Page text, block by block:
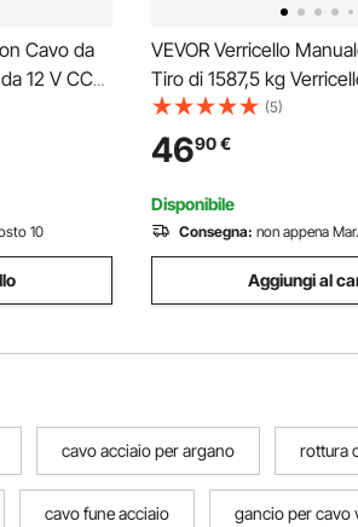
Cavo da
12 V CC
Fune in
10
VEVOR Verricello
Tiro di 1587,5 kg
Rimorchio Barca per
Cavo in Acciaio da 10m
Vie, Verricello Manuale
Barca
(5)
4690€
Disponibile
Consegna: non appena
Aggiungi al
cavo acciaio per argano rottura
cavo fune acciaio gancio per cavo